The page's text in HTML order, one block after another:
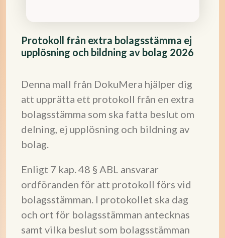
Protokoll från extra bolagsstämma ej
upplösning och bildning av bolag 2026
Denna mall från DokuMera hjälper dig
att upprätta ett protokoll från en extra
bolagsstämma som ska fatta beslut om
delning, ej upplösning och bildning av
bolag.
Enligt 7 kap. 48 § ABL ansvarar
ordföranden för att protokoll förs vid
bolagsstämman. I protokollet ska dag
och ort för bolagsstämman antecknas
samt vilka beslut som bolagsstämman